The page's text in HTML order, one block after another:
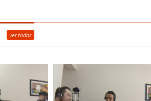
ver todos